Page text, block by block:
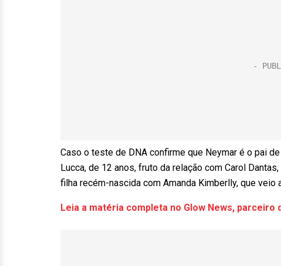
Caso o teste de DNA confirme que Neymar é o pai
Lucca, de 12 anos, fruto da relação com Carol
filha recém-nascida com Amanda Kimberlly, que veio
Leia a matéria completa no Glow News, parceiro